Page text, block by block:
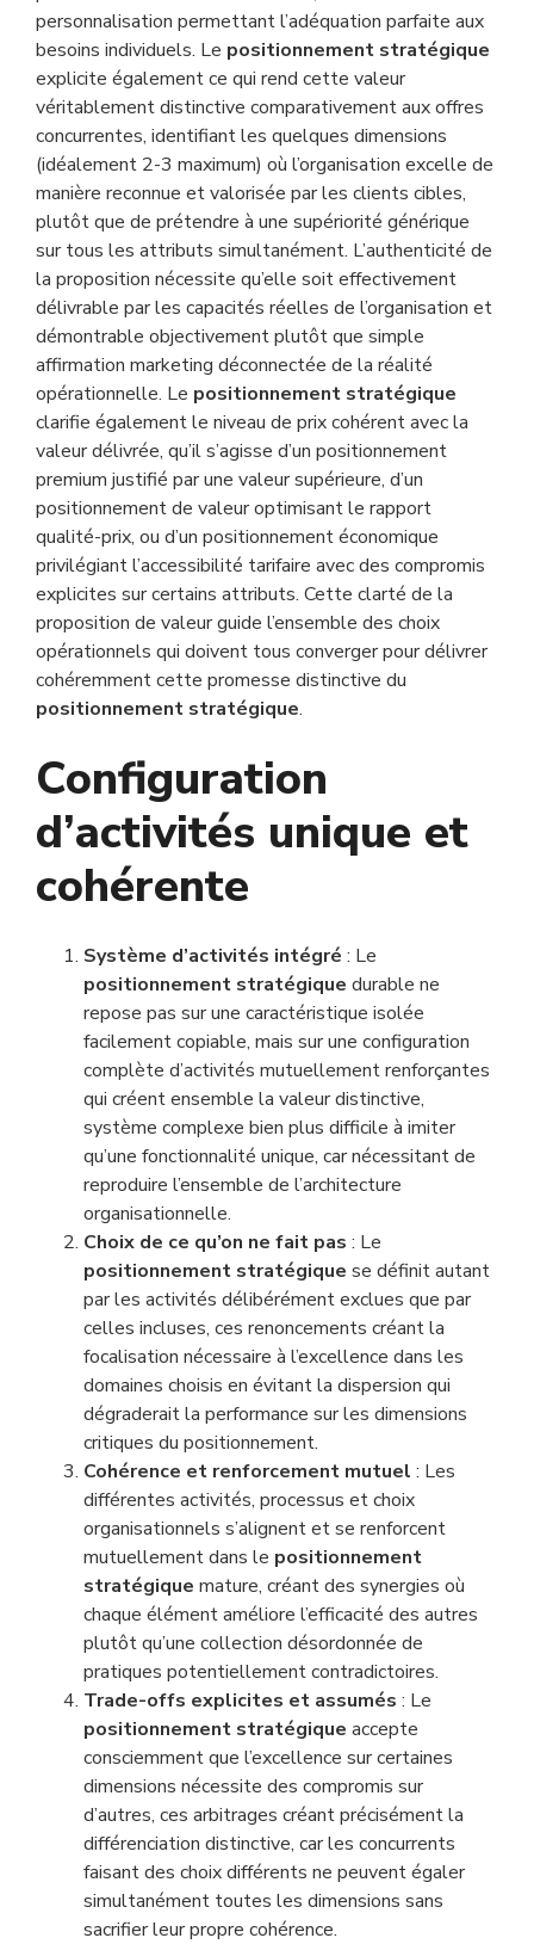
personnalisation permettant l’adéquation parfaite aux
besoins individuels. Le positionnement stratégique
explicite également ce qui rend cette valeur
véritablement distinctive comparativement aux offres
concurrentes, identifiant les quelques dimensions
(idéalement 2-3 maximum) où l’organisation excelle de
manière reconnue et valorisée par les clients cibles,
plutôt que de prétendre à une supériorité générique
sur tous les attributs simultanément. L’authenticité de
la proposition nécessite qu’elle soit effectivement
délivrable par les capacités réelles de l’organisation et
démontrable objectivement plutôt que simple
affirmation marketing déconnectée de la réalité
opérationnelle. Le positionnement stratégique
clarifie également le niveau de prix cohérent avec la
valeur délivrée, qu’il s’agisse d’un positionnement
premium justifié par une valeur supérieure, d’un
positionnement de valeur optimisant le rapport
qualité-prix, ou d’un positionnement économique
privilégiant l’accessibilité tarifaire avec des compromis
explicites sur certains attributs. Cette clarté de la
proposition de valeur guide l’ensemble des choix
opérationnels qui doivent tous converger pour délivrer
cohéremment cette promesse distinctive du
positionnement stratégique.
Configuration
d’activités unique et
cohérente
Système d’activités intégré : Le
positionnement stratégique durable ne
repose pas sur une caractéristique isolée
facilement copiable, mais sur une configuration
complète d’activités mutuellement renforçantes
qui créent ensemble la valeur distinctive,
système complexe bien plus difficile à imiter
qu’une fonctionnalité unique, car nécessitant de
reproduire l’ensemble de l’architecture
organisationnelle.
Choix de ce qu’on ne fait pas : Le
positionnement stratégique se définit autant
par les activités délibérément exclues que par
celles incluses, ces renoncements créant la
focalisation nécessaire à l’excellence dans les
domaines choisis en évitant la dispersion qui
dégraderait la performance sur les dimensions
critiques du positionnement.
Cohérence et renforcement mutuel : Les
différentes activités, processus et choix
organisationnels s’alignent et se renforcent
mutuellement dans le positionnement
stratégique mature, créant des synergies où
chaque élément améliore l’efficacité des autres
plutôt qu’une collection désordonnée de
pratiques potentiellement contradictoires.
Trade-offs explicites et assumés : Le
positionnement stratégique accepte
consciemment que l’excellence sur certaines
dimensions nécessite des compromis sur
d’autres, ces arbitrages créant précisément la
différenciation distinctive, car les concurrents
faisant des choix différents ne peuvent égaler
simultanément toutes les dimensions sans
sacrifier leur propre cohérence.